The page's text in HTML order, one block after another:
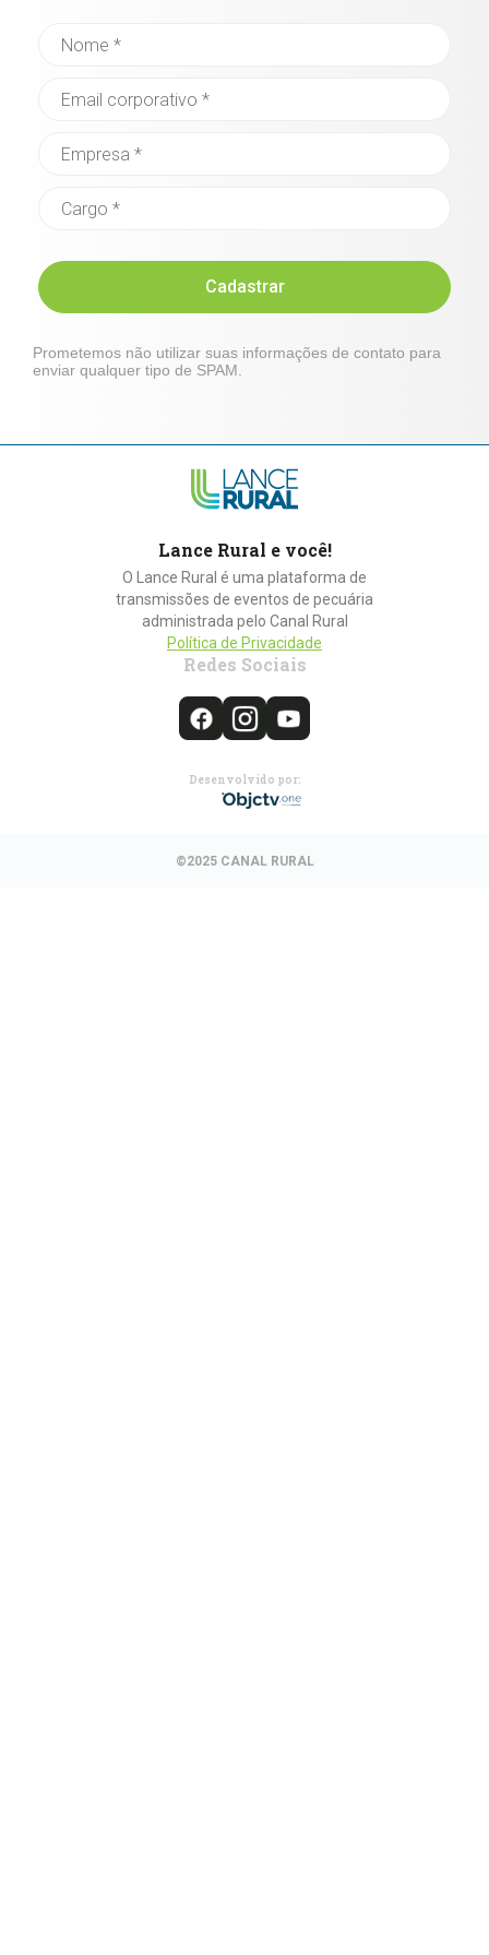
Cadastrar
Prometemos não utilizar suas informações de contato para
enviar qualquer tipo de SPAM.
Lance Rural e você!
O Lance Rural é uma plataforma de
transmissões de eventos de pecuária
administrada pelo Canal Rural
Política de Privacidade
Redes Sociais
Desenvolvido por:
©2025 CANAL RURAL